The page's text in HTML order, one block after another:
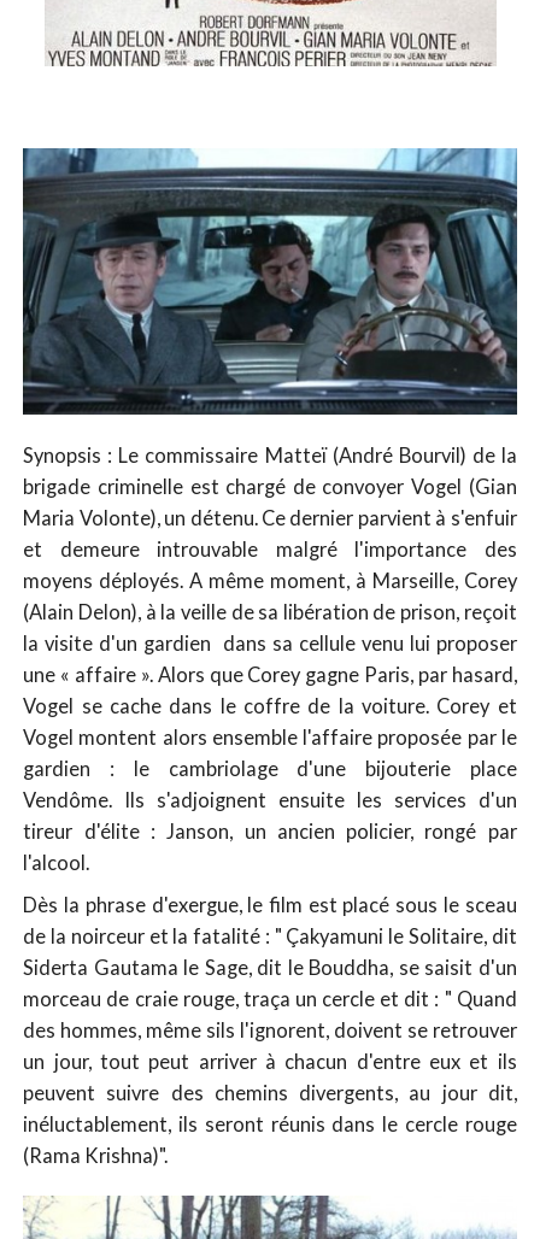
Synopsis : Le commissaire Matteï (André Bourvil) de la
brigade criminelle est chargé de convoyer Vogel (Gian
Maria Volonte), un détenu. Ce dernier parvient à s'enfuir
et demeure introuvable malgré l'importance des
moyens déployés. A même moment, à Marseille, Corey
(Alain Delon), à la veille de sa libération de prison, reçoit
la visite d'un gardien dans sa cellule venu lui proposer
une « affaire ». Alors que Corey gagne Paris, par hasard,
Vogel se cache dans le coffre de la voiture. Corey et
Vogel montent alors ensemble l'affaire proposée par le
gardien : le cambriolage d'une bijouterie place
Vendôme. Ils s'adjoignent ensuite les services d'un
tireur d'élite : Janson, un ancien policier, rongé par
l'alcool.
Dès la phrase d'exergue, le film est placé sous le sceau
de la noirceur et la fatalité : " Çakyamuni le Solitaire, dit
Siderta Gautama le Sage, dit le Bouddha, se saisit d'un
morceau de craie rouge, traça un cercle et dit : " Quand
des hommes, même sils l'ignorent, doivent se retrouver
un jour, tout peut arriver à chacun d'entre eux et ils
peuvent suivre des chemins divergents, au jour dit,
inéluctablement, ils seront réunis dans le cercle rouge
(Rama Krishna)".